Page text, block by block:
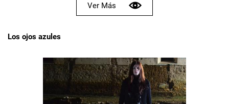
Ver Más
Los ojos azules